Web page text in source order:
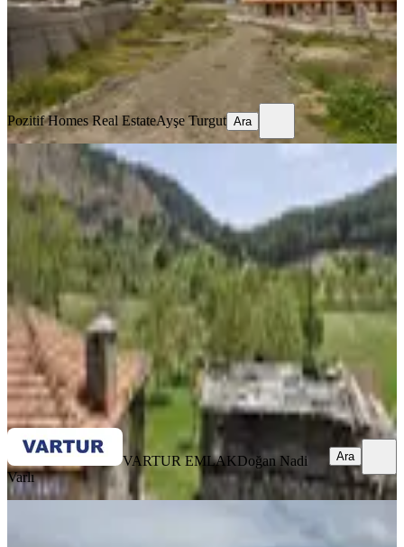
16.000.000 ₺
Pozitif Homes Real Estate Ayşe Turgut
Ara
Pozitif Homes Real EstateAyşe Turgut Ara
Fethiye Çenger Mahallesinde Satılık
Fırsat Ev Tarla
Fethiye, Çenger Mahallesi
4000 m²· 3.750/m²·22.05.2026
15.000.000 ₺
VARTUR EMLAK Doğan Nadi Varlı
Ara
VARTUR EMLAKDoğan Nadi
Varlı
Ara